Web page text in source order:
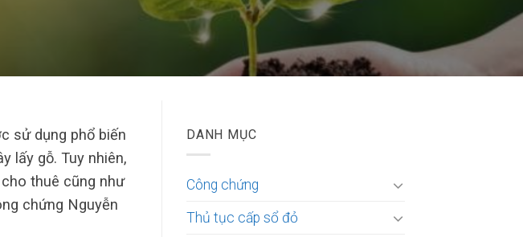
sử dụng phổ biến
lấy gỗ. Tuy nhiên,
thuê cũng như
chứng Nguyễn
DANH MỤC
Công chứng
Thủ tục cấp sổ đỏ